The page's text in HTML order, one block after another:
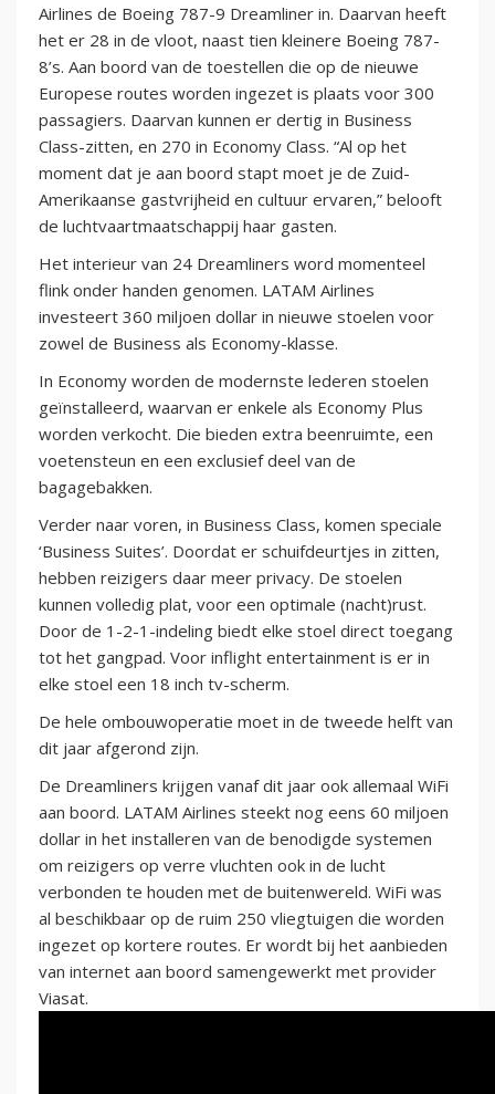
Airlines de Boeing 787-9 Dreamliner in. Daarvan heeft
het er 28 in de vloot, naast tien kleinere Boeing 787-
8’s. Aan boord van de toestellen die op de nieuwe
Europese routes worden ingezet is plaats voor 300
passagiers. Daarvan kunnen er dertig in Business
Class-zitten, en 270 in Economy Class. “Al op het
moment dat je aan boord stapt moet je de Zuid-
Amerikaanse gastvrijheid en cultuur ervaren,” belooft
de luchtvaartmaatschappij haar gasten.
Het interieur van 24 Dreamliners word momenteel
flink onder handen genomen. LATAM Airlines
investeert 360 miljoen dollar in nieuwe stoelen voor
zowel de Business als Economy-klasse.
In Economy worden de modernste lederen stoelen
geïnstalleerd, waarvan er enkele als Economy Plus
worden verkocht. Die bieden extra beenruimte, een
voetensteun en een exclusief deel van de
bagagebakken.
Verder naar voren, in Business Class, komen speciale
‘Business Suites’. Doordat er schuifdeurtjes in zitten,
hebben reizigers daar meer privacy. De stoelen
kunnen volledig plat, voor een optimale (nacht)rust.
Door de 1-2-1-indeling biedt elke stoel direct toegang
tot het gangpad. Voor inflight entertainment is er in
elke stoel een 18 inch tv-scherm.
De hele ombouwoperatie moet in de tweede helft van
dit jaar afgerond zijn.
De Dreamliners krijgen vanaf dit jaar ook allemaal WiFi
aan boord. LATAM Airlines steekt nog eens 60 miljoen
dollar in het installeren van de benodigde systemen
om reizigers op verre vluchten ook in de lucht
verbonden te houden met de buitenwereld. WiFi was
al beschikbaar op de ruim 250 vliegtuigen die worden
ingezet op kortere routes. Er wordt bij het aanbieden
van internet aan boord samengewerkt met provider
Viasat.